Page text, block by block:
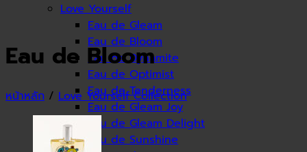
Love Yourself
Eau de Gleam
Eau de Bloom
Eau de Dynamite
Eau de Optimist
Eau de Tenderness
Eau de Gleam Joy
Eau de Gleam Delight
Eau de Sunshine
Eau de Bloom
หน้าหลัก / Love Yourself Collection